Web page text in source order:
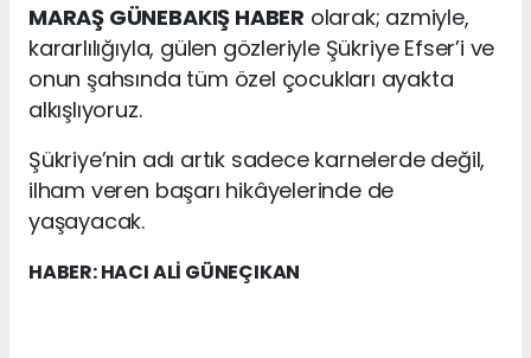
MARAŞ GÜNEBAKIŞ HABER olarak; azmiyle,
kararlılığıyla, gülen gözleriyle Şükriye Efser’i ve
onun şahsında tüm özel çocukları ayakta
alkışlıyoruz.
Şükriye’nin adı artık sadece karnelerde değil,
ilham veren başarı hikâyelerinde de
yaşayacak.
HABER: HACI ALİ GÜNEÇIKAN